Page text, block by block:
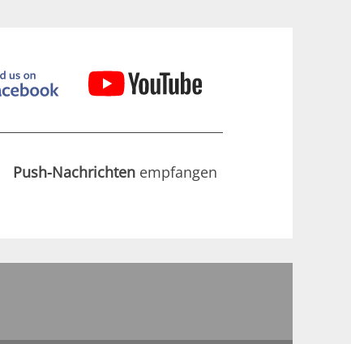
Push-Nachrichten empfangen